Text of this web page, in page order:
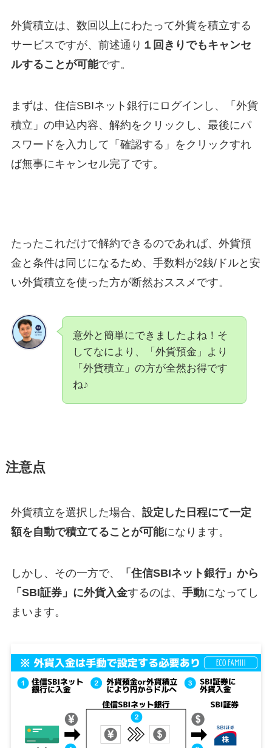
外貨積立は、数回以上にわたって外貨を積立する
サービスですが、前述通り １回きりでもキャンセ
ルすることが可能です。
まずは、住信SBIネット銀行にログインし、「外貨
積立」の申込内容、解約をクリックし、最後にパ
スワードを入力して「確認する」をクリックすれ
ば無事にキャンセル完了です。
たったこれだけで解約できるのであれば、外貨預
金と条件は同じになるため、手数料が2銭/ドルと安
い外貨積立を使った方が断然おススメです。
意外と簡単にできましたよね！そ
してなにより、「外貨預金」より
「外貨積立」の方が全然お得です
ね♪
注意点
外貨積立を選択した場合、 設定した日程にて一定
額を自動で積立てることが可能になります。
しかし、その一方で、
「住信SBIネット銀行」から
「SBI証券」に外貨入金するのは、 手動になってし
まいます。